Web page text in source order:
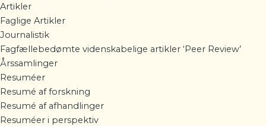
Artikler
Faglige Artikler
Journalistik
Fagfællebedømte videnskabelige artikler ‘Peer Review’
Årssamlinger
Resuméer
Resumé af forskning
Resumé af afhandlinger
Resuméer i perspektiv